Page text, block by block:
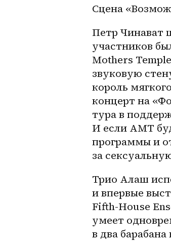
Сцена
Петр Чинават
участников
Mothers
звуковую
король
концерт на
тура в
И если AMT
программы и
за
Трио Алаш
и впервые
Fifth-House
умеет
в два